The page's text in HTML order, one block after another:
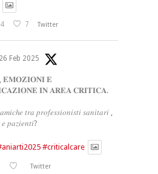
4 7 Twitter
26 Feb 2025
𝐄𝐌𝐎𝐙𝐈𝐎𝐍𝐈 𝐄
𝐈𝐍 𝐀𝐑𝐄𝐀 𝐂𝐑𝐈𝐓𝐈𝐂𝐀.
𝑡𝑟𝑎 𝑝𝑟𝑜𝑓𝑒𝑠𝑠𝑖𝑜𝑛𝑖𝑠𝑡𝑖 𝑠𝑎𝑛𝑖𝑡𝑎𝑟𝑖 ,
𝑝𝑎𝑧𝑖𝑒𝑛𝑡𝑖?
#criticalcare
Twitter